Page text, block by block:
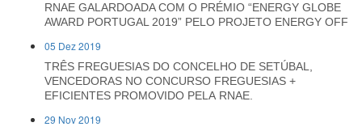
RNAE GALARDOADA COM O PRÉMIO “ENERGY GLOBE
AWARD PORTUGAL 2019” PELO PROJETO ENERGY OFF
05 Dez 2019
TRÊS FREGUESIAS DO CONCELHO DE SETÚBAL,
VENCEDORAS NO CONCURSO FREGUESIAS +
EFICIENTES PROMOVIDO PELA RNAE.
29 Nov 2019